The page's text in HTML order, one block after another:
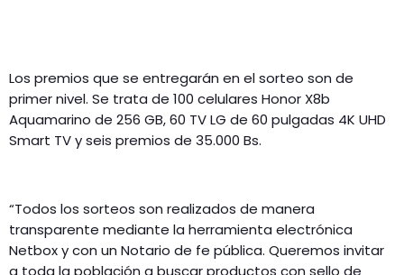
Los premios que se entregarán en el sorteo son de
primer nivel. Se trata de 100 celulares Honor X8b
Aquamarino de 256 GB, 60 TV LG de 60 pulgadas 4K UHD
Smart TV y seis premios de 35.000 Bs.
“Todos los sorteos son realizados de manera
transparente mediante la herramienta electrónica
Netbox y con un Notario de fe pública. Queremos invitar
a toda la población a buscar productos con sello de